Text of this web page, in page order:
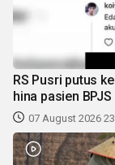
RS Pusri putus
hina pasien BPJS
07 August 2026